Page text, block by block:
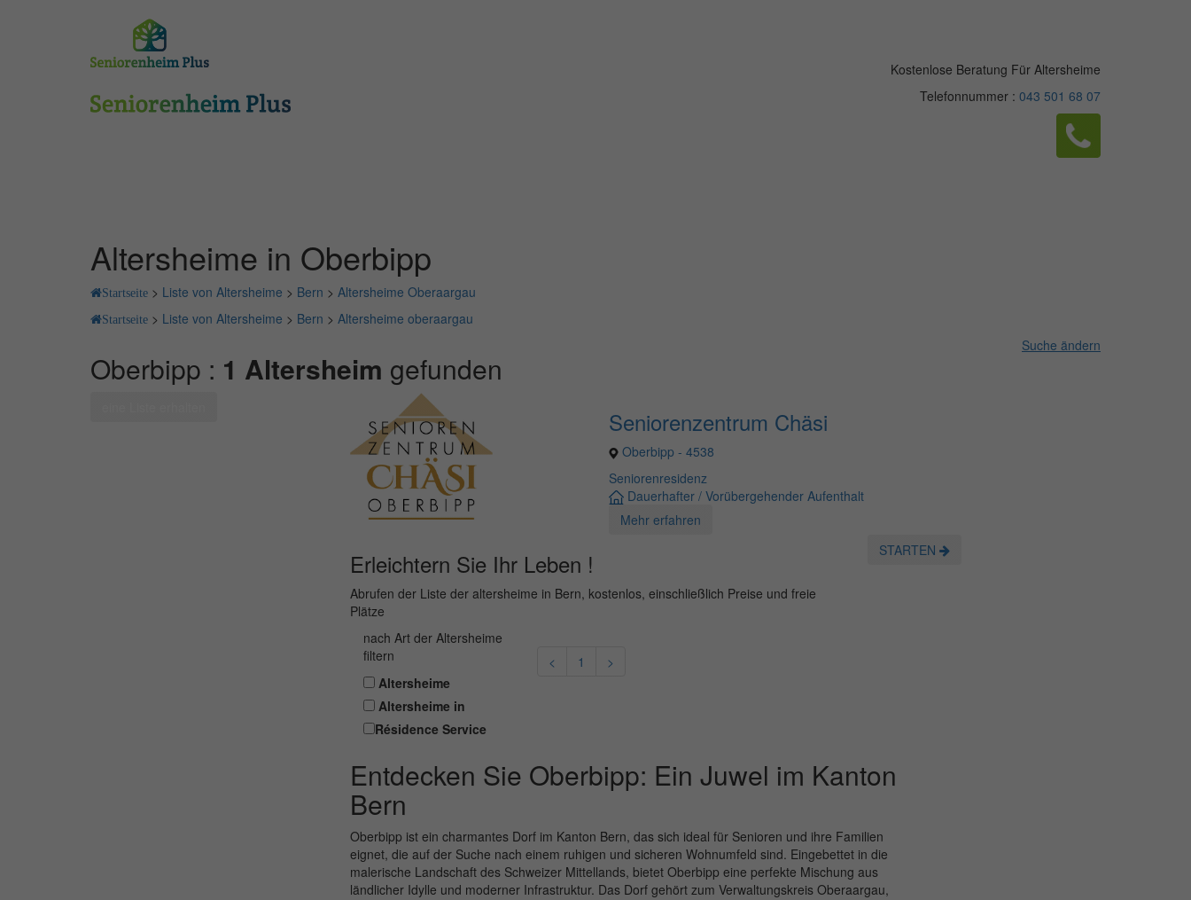
Kostenlose Beratung Für Altersheime
Telefonnummer : 043 501 68 07
Altersheime in Oberbipp
Startseite > Liste von Altersheime > Bern > Altersheime Oberaargau
Startseite > Liste von Altersheime > Bern > Altersheime oberaargau
Oberbipp : 1 Altersheim gefunden
Suche ändern
Seniorenzentrum Chäsi
Oberbipp - 4538
Seniorenresidenz
Dauerhafter / Vorübergehender Aufenthalt
Mehr erfahren
Erleichtern Sie Ihr Leben !
Abrufen der Liste der altersheime in Bern, kostenlos, einschließlich Preise und freie
Plätze
STARTEN
< 1 >
nach Art der Altersheime
filtern
Altersheime
Altersheime in
Résidence Service
Entdecken Sie Oberbipp: Ein Juwel im Kanton
Bern
Oberbipp ist ein charmantes Dorf im Kanton Bern, das sich ideal für Senioren und ihre Familien
eignet, die auf der Suche nach einem ruhigen und sicheren Wohnumfeld sind. Eingebettet in die
malerische Landschaft des Schweizer Mittellands, bietet Oberbipp eine perfekte Mischung aus
ländlicher Idylle und moderner Infrastruktur. Das Dorf gehört zum Verwaltungskreis Oberaargau,